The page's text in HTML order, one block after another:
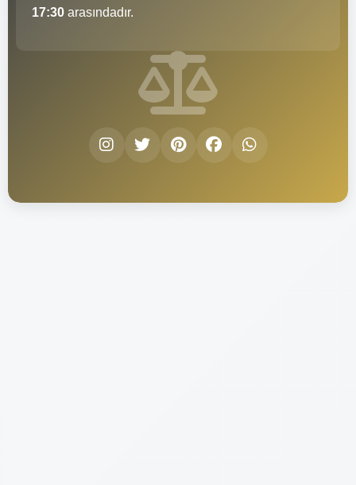
17:30 arasındadır.